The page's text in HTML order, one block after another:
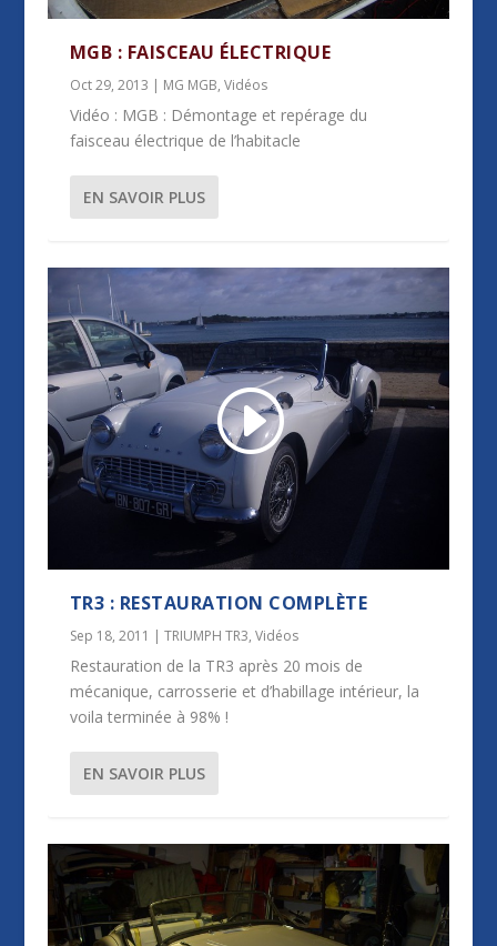
MGB : FAISCEAU ÉLECTRIQUE
Oct 29, 2013 | MG MGB, Vidéos
Vidéo : MGB : Démontage et repérage du
faisceau électrique de l’habitacle
EN SAVOIR PLUS
TR3 : RESTAURATION COMPLÈTE
Sep 18, 2011 | TRIUMPH TR3, Vidéos
Restauration de la TR3 après 20 mois de
mécanique, carrosserie et d’habillage intérieur, la
voila terminée à 98% !
EN SAVOIR PLUS